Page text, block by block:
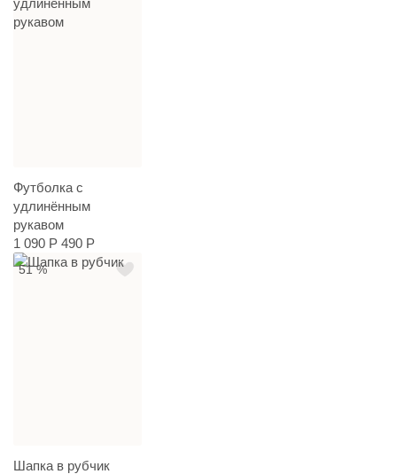
Футболка с
удлинённым
рукавом
1 090 Р 490 Р
51 %
Шапка в рубчик